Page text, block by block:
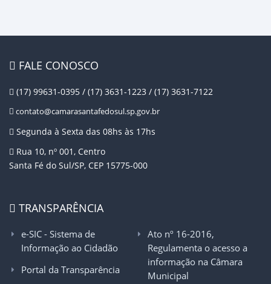
FALE CONOSCO
(17) 99631-0395 / (17) 3631-1223 / (17) 3631-7122
contato@camarasantafedosul.sp.gov.br
Segunda à Sexta das 08hs às 17hs
Rua 10, nº 001, Centro
Santa Fé do Sul/SP, CEP 15775-000
TRANSPARÊNCIA
e-SIC - Sistema de
Informação ao Cidadão
Portal da Transparência
Ato nº 16-2016,
Regulamenta o acesso a
informação na Câmara
Municipal